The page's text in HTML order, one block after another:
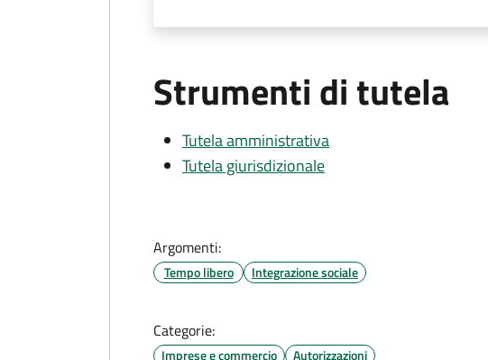
Strumenti di tutela
Tutela amministrativa
Tutela giurisdizionale
Argomenti:
Tempo libero Integrazione sociale
Categorie:
Imprese e commercio Autorizzazioni